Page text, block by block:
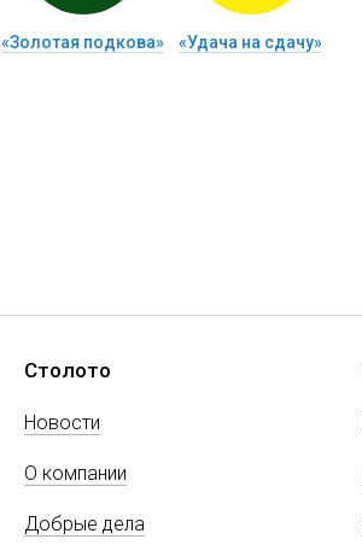
«Золотая подкова» «Удача на сдачу»
Столото
Новости
О компании
Добрые дела